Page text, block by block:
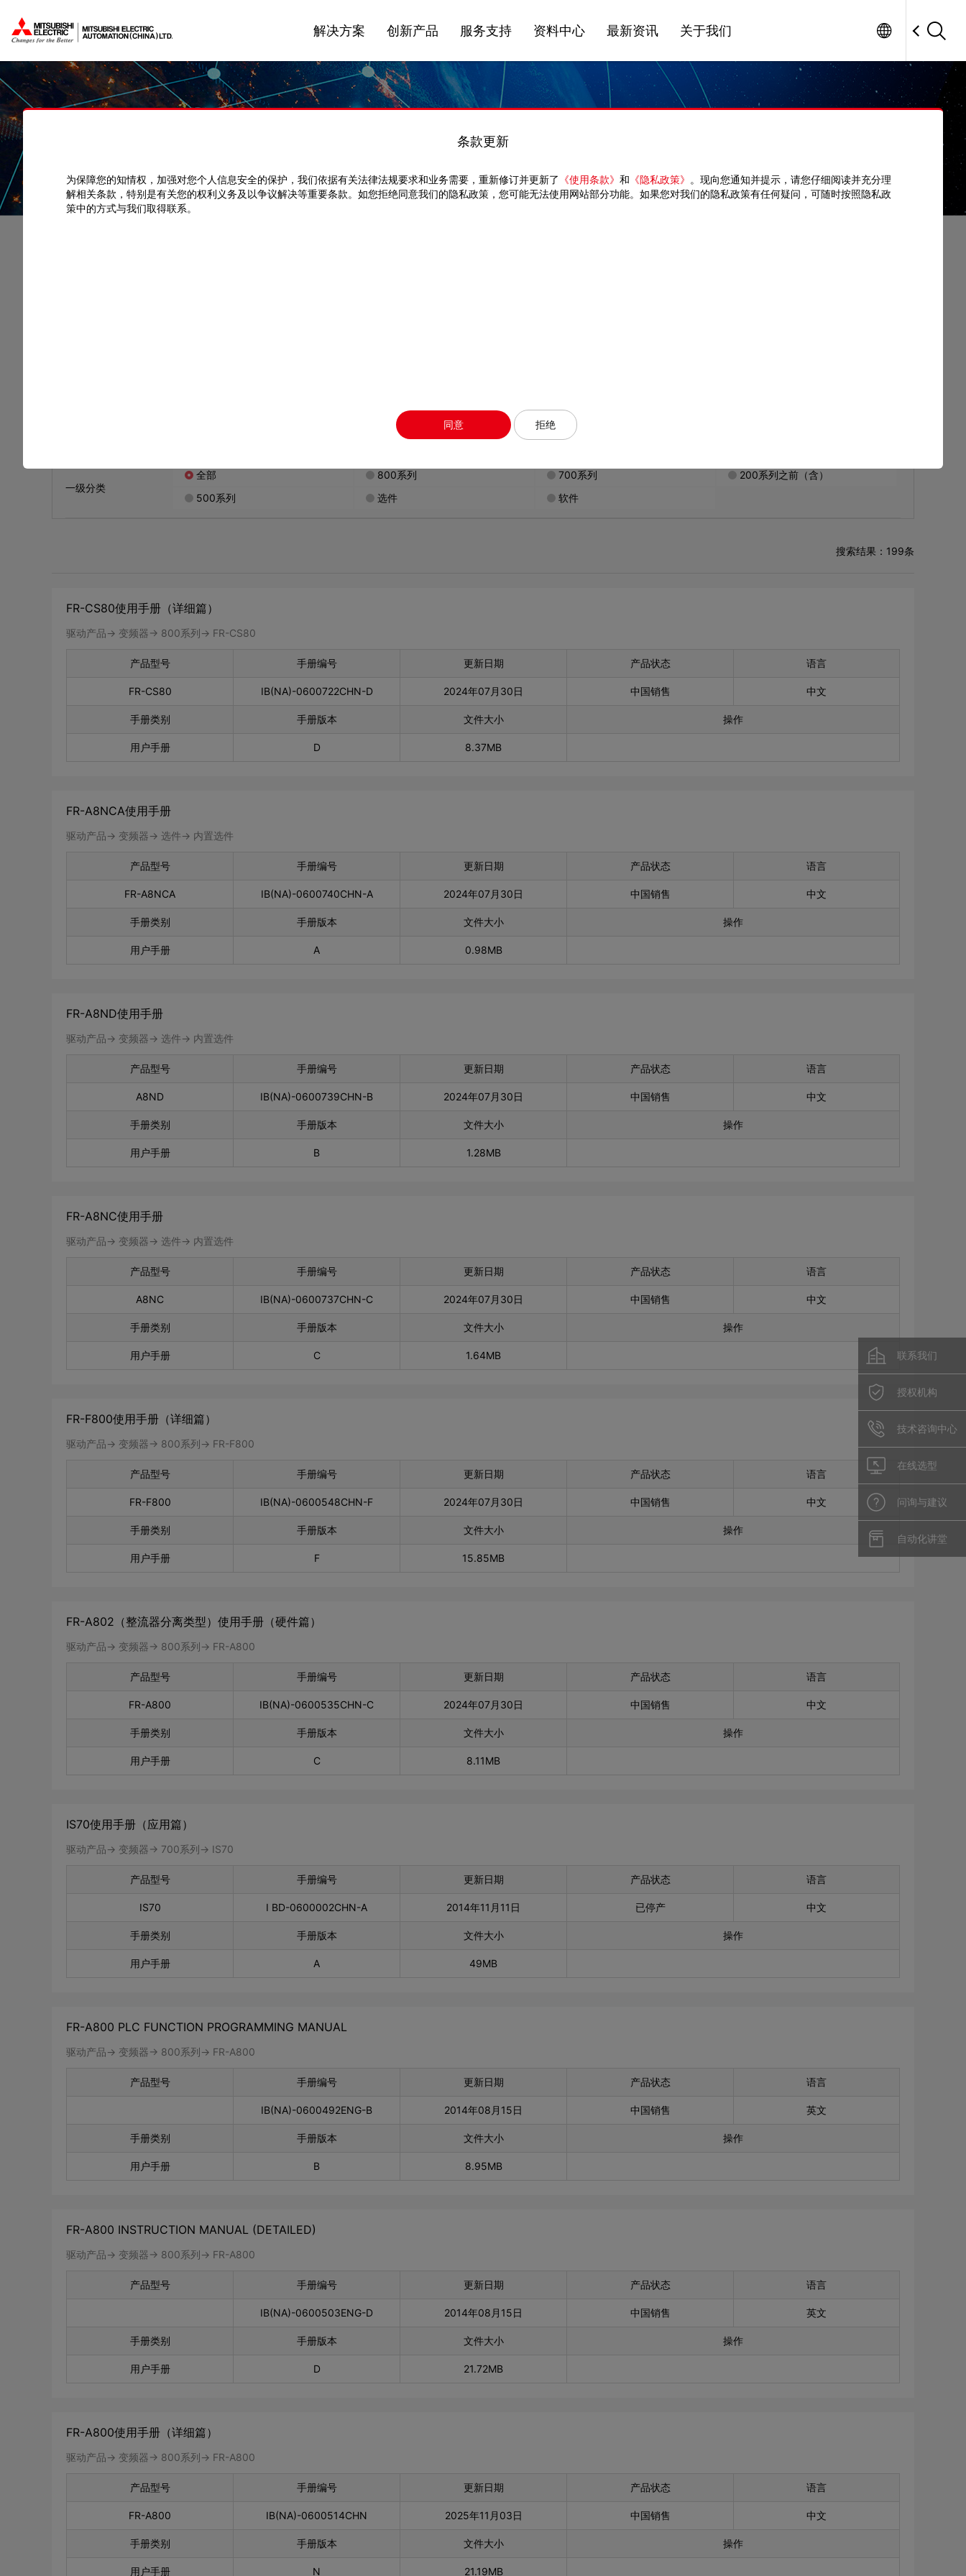
解决方案 创新产品 服务支持 资料中心 最新资讯 关于我们
联系我们
授权机构
技术咨询中心
在线选型
问询与建议
自动化讲堂
Factory Automation
资料中心 手册
请输入您要查找的文件名称和文件编号，关键词中间请不要带空格进行搜索。
一级分类
全部 800系列 700系列
200系列之前（含）
500系列
选件 软件
搜索结果：199条
FR-CS80使用手册（详细篇）
驱动产品-> 变频器-> 800系列-> FR-CS80
产品型号 手册编号 更新日期 产品状态 语言
FR-CS80 IB(NA)-0600722CHN-D 2024年07月30日 中国销售 中文
手册类别 手册版本 文件大小 操作
用户手册 D 8.37MB
FR-A8NCA使用手册
驱动产品-> 变频器-> 选件-> 内置选件
产品型号 手册编号 更新日期 产品状态 语言
FR-A8NCA IB(NA)-0600740CHN-A 2024年07月30日 中国销售 中文
手册类别 手册版本 文件大小 操作
用户手册 A 0.98MB
FR-A8ND使用手册
驱动产品-> 变频器-> 选件-> 内置选件
产品型号 手册编号 更新日期 产品状态 语言
A8ND IB(NA)-0600739CHN-B 2024年07月30日 中国销售 中文
手册类别 手册版本 文件大小 操作
用户手册 B 1.28MB
FR-A8NC使用手册
驱动产品-> 变频器-> 选件-> 内置选件
产品型号 手册编号 更新日期 产品状态 语言
A8NC IB(NA)-0600737CHN-C 2024年07月30日 中国销售 中文
手册类别 手册版本 文件大小 操作
用户手册 C 1.64MB
FR-F800使用手册（详细篇）
驱动产品-> 变频器-> 800系列-> FR-F800
产品型号 手册编号 更新日期 产品状态 语言
FR-F800 IB(NA)-0600548CHN-F 2024年07月30日 中国销售 中文
手册类别 手册版本 文件大小 操作
用户手册 F 15.85MB
FR-A802（整流器分离类型）使用手册（硬件篇）
驱动产品-> 变频器-> 800系列-> FR-A800
产品型号 手册编号 更新日期 产品状态 语言
FR-A800 IB(NA)-0600535CHN-C 2024年07月30日 中国销售 中文
手册类别 手册版本 文件大小 操作
用户手册 C 8.11MB
IS70使用手册（应用篇）
驱动产品-> 变频器-> 700系列-> IS70
产品型号 手册编号 更新日期 产品状态 语言
IS70 I BD-0600002CHN-A 2014年11月11日 已停产 中文
手册类别 手册版本 文件大小 操作
用户手册 A 49MB
FR-A800 PLC FUNCTION PROGRAMMING MANUAL
驱动产品-> 变频器-> 800系列-> FR-A800
产品型号 手册编号 更新日期 产品状态 语言
IB(NA)-0600492ENG-B 2014年08月15日 中国销售 英文
手册类别 手册版本 文件大小 操作
用户手册 B 8.95MB
FR-A800 INSTRUCTION MANUAL (DETAILED)
驱动产品-> 变频器-> 800系列-> FR-A800
产品型号 手册编号 更新日期 产品状态 语言
IB(NA)-0600503ENG-D 2014年08月15日 中国销售 英文
手册类别 手册版本 文件大小 操作
用户手册 D 21.72MB
FR-A800使用手册（详细篇）
驱动产品-> 变频器-> 800系列-> FR-A800
产品型号 手册编号 更新日期 产品状态 语言
FR-A800 IB(NA)-0600514CHN 2025年11月03日 中国销售 中文
手册类别 手册版本 文件大小 操作
用户手册 N 21.19MB
条款更新
为保障您的知情权，加强对您个人信息安全的保护，我们依据有关法律法规要求和业务需要，重新修订并更新了 《使用条款》 和 《隐私政策》 。现向您通知并提示，请您仔细阅读并充分理
解相关条款，特别是有关您的权利义务及以争议解决等重要条款。如您拒绝同意我们的隐私政策，您可能无法使用网站部分功能。如果您对我们的隐私政策有任何疑问，可随时按照隐私政
策中的方式与我们取得联系。
同意 拒绝